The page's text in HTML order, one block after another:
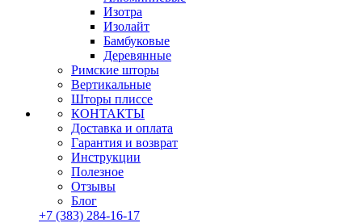
Изотра
Изолайт
Бамбуковые
Деревянные
Римские шторы
Вертикальные
Шторы плиссе
КОНТАКТЫ
Доставка и оплата
Гарантия и возврат
Инструкции
Полезное
Отзывы
Блог
+7 (383) 284-16-17